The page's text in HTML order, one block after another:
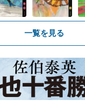
一覧を見る